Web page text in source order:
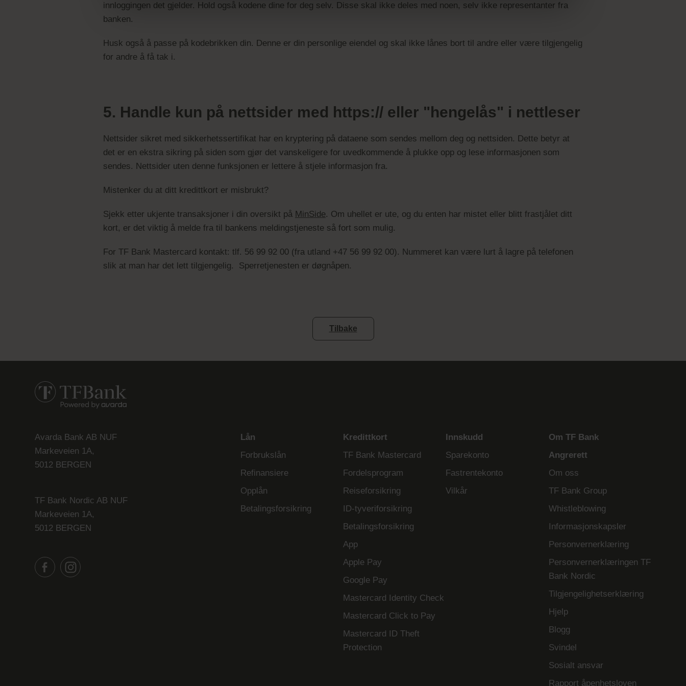
innloggingen det gjelder. Hold også kodene dine for deg selv. Disse skal ikke deles med noen, selv ikke representanter fra
banken.
Husk også å passe på kodebrikken din. Denne er din personlige eiendel og skal ikke lånes bort til andre eller være tilgjengelig
for andre å få tak i.
5. Handle kun på nettsider med https:// eller "hengelås" i nettleser
Nettsider sikret med sikkerhetssertifikat har en kryptering på dataene som sendes mellom deg og nettsiden. Dette betyr at
det er en ekstra sikring på siden som gjør det vanskeligere for uvedkommende å plukke opp og lese informasjonen som
sendes. Nettsider uten denne funksjonen er lettere å stjele informasjon fra.
Mistenker du at ditt kredittkort er misbrukt?
Sjekk etter ukjente transaksjoner i din oversikt på MinSide. Om uhellet er ute, og du enten har mistet eller blitt frastjålet ditt
kort, er det viktig å melde fra til bankens meldingstjeneste så fort som mulig.
For TF Bank Mastercard kontakt: tlf. 56 99 92 00 (fra utland +47 56 99 92 00). Nummeret kan være lurt å lagre på telefonen
slik at man har det lett tilgjengelig. Sperretjenesten er døgnåpen.
Tilbake
Avarda Bank AB NUF
Markeveien 1A,
5012 BERGEN
TF Bank Nordic AB NUF
Markeveien 1A,
5012 BERGEN
Lån
Forbrukslån
Refinansiere
Opplån
Betalingsforsikring
Kredittkort
TF Bank Mastercard
Fordelsprogram
Reiseforsikring
ID-tyveriforsikring
Betalingsforsikring
App
Apple Pay
Google Pay
Mastercard Identity Check
Mastercard Click to Pay
Mastercard ID Theft
Protection
Innskudd
Sparekonto
Fastrentekonto
Vilkår
Om TF Bank
Angrerett
Om oss
TF Bank Group
Whistleblowing
Informasjonskapsler
Personvernerklæring
Personvernerklæringen TF
Bank Nordic
Tilgjengelighetserklæring
Hjelp
Blogg
Svindel
Sosialt ansvar
Rapport åpenhetsloven